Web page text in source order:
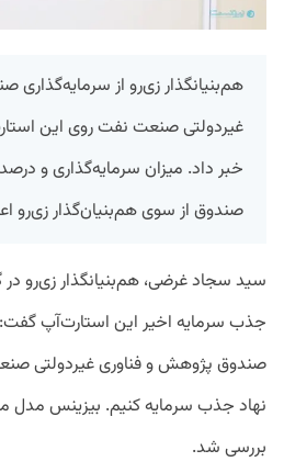
هم‌بنیانگذار زی‌رو از
غیردولتی صنعت نفت روی این
خبر داد. میزان سرمایه‌گذاری و
صندوق از سوی هم‌بنیان‌گذار زی‌رو
سید سجاد غرضی، هم‌بنیانگذار زی‌رو در
جذب سرمایه اخیر این استارت‌آپ گفت:
صندوق پژوهش و فناوری غیردولتی
نهاد جذب سرمایه کنیم. بیزینس مدل
بررسی شد.